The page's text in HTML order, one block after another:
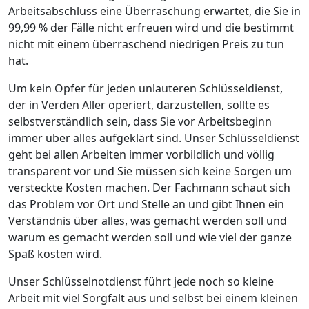
Arbeitsabschluss eine Überraschung erwartet, die Sie in
99,99 % der Fälle nicht erfreuen wird und die bestimmt
nicht mit einem überraschend niedrigen Preis zu tun
hat.
Um kein Opfer für jeden unlauteren Schlüsseldienst,
der in Verden Aller operiert, darzustellen, sollte es
selbstverständlich sein, dass Sie vor Arbeitsbeginn
immer über alles aufgeklärt sind. Unser Schlüsseldienst
geht bei allen Arbeiten immer vorbildlich und völlig
transparent vor und Sie müssen sich keine Sorgen um
versteckte Kosten machen. Der Fachmann schaut sich
das Problem vor Ort und Stelle an und gibt Ihnen ein
Verständnis über alles, was gemacht werden soll und
warum es gemacht werden soll und wie viel der ganze
Spaß kosten wird.
Unser Schlüsselnotdienst führt jede noch so kleine
Arbeit mit viel Sorgfalt aus und selbst bei einem kleinen